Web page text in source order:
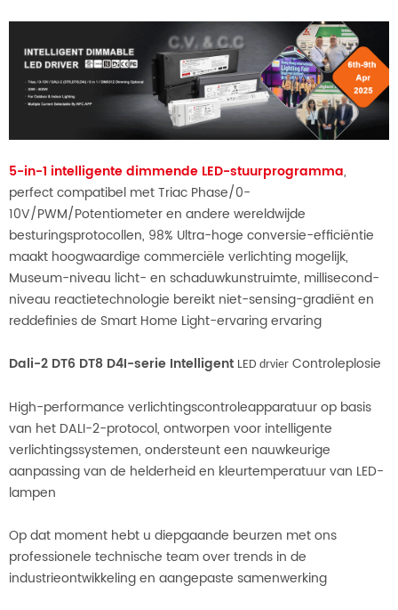
5-in-1 intelligente dimmende LED-stuurprogramma,
perfect compatibel met Triac Phase/0-
10V/PWM/Potentiometer en andere wereldwijde
besturingsprotocollen, 98% Ultra-hoge conversie-efficiëntie
maakt hoogwaardige commerciële verlichting mogelijk,
Museum-niveau licht- en schaduwkunstruimte, millisecond-
niveau reactietechnologie bereikt niet-sensing-gradiënt en
reddefinies de Smart Home Light-ervaring ervaring
Dali-2 DT6 DT8 D4I-serie Intelligent LED drvier Controleplosie
High-performance verlichtingscontroleapparatuur op basis
van het DALI-2-protocol, ontworpen voor intelligente
verlichtingssystemen, ondersteunt een nauwkeurige
aanpassing van de helderheid en kleurtemperatuur van LED-
lampen
Op dat moment hebt u diepgaande beurzen met ons
professionele technische team over trends in de
industrieontwikkeling en aangepaste samenwerking